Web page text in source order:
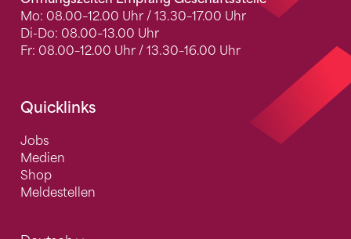
Mo: 08.00–12.00 Uhr / 13.30–17.00 Uhr
Di-Do: 08.00–13.00 Uhr
Fr: 08.00–12.00 Uhr / 13.30–16.00 Uhr
Quicklinks
Jobs
Medien
Shop
Meldestellen